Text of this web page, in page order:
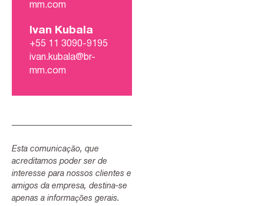
mm.com
Ivan Kubala
+55 11 3090-9195
ivan.kubala@br-
mm.com
Esta comunicação, que
acreditamos poder ser de
interesse para nossos clientes e
amigos da empresa, destina-se
apenas a informações gerais.